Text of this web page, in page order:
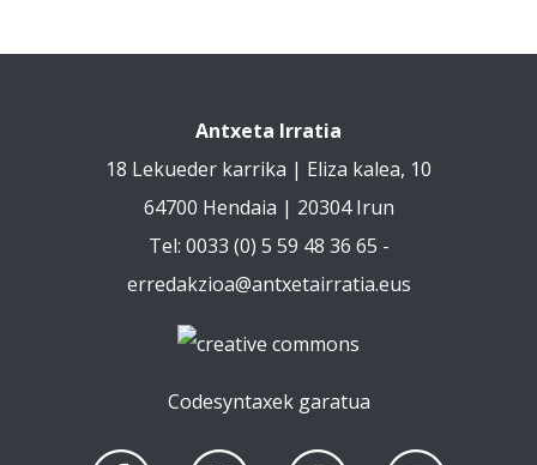
Antxeta Irratia
18 Lekueder karrika | Eliza kalea, 10
64700 Hendaia | 20304 Irun
Tel: 0033 (0) 5 59 48 36 65 -
erredakzioa@antxetairratia.eus
Codesyntaxek garatua